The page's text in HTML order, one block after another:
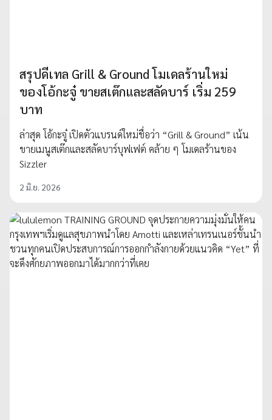
สรุปดีเทล Grill & Ground โมเดลร้านใหม่
ของโอ้กะจู๋ ขายสเต๊กและสลัดบาร์ เริ่ม 259
บาท
ล่าสุด โอ้กะจู๋ เปิดตัวแบรนด์ใหม่ชื่อว่า “Grill & Ground” เน้น
ขายเมนูสเต๊กและสลัดบาร์บุฟเฟต์ คล้าย ๆ โมเดลร้านของ
Sizzler
2 มิ.ย. 2026